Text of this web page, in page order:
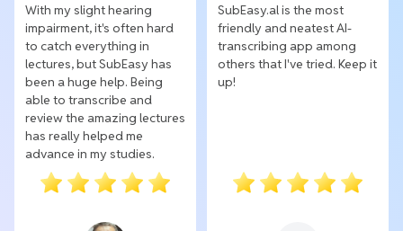
With my slight hearing
impairment, it's often hard
to catch everything in
lectures, but SubEasy has
been a huge help. Being
able to transcribe and
review the amazing lectures
has really helped me
advance in my studies.
SubEasy.al is the most
friendly and neatest AI-
transcribing app among
others that I've tried. Keep it
up!